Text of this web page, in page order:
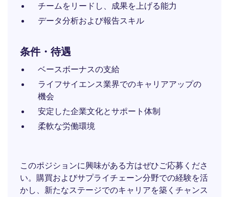
チームをリードし、成果を上げる能力
データ分析および報告スキル
条件・待遇
ベースボーナスの支給
ライフサイエンス業界でのキャリアアップの
機会
安定した企業文化とサポート体制
柔軟な労働環境
このポジションに興味がある方はぜひご応募くださ
い。購買およびサプライチェーン分野での経験を活
かし、新たなステージでのキャリアを築くチャンス